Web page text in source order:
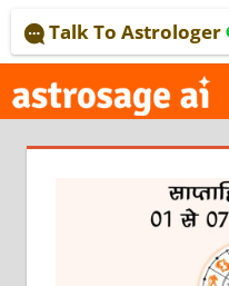
to
content
Talk To Astrologer